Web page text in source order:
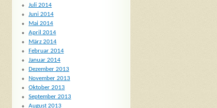
Juli 2014
Juni 2014
Mai 2014
April 2014
März 2014
Februar 2014
Januar 2014
Dezember 2013
November 2013
Oktober 2013
September 2013
August 2013